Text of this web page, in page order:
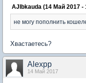
AJIbkauda (14 Май 2017 -
не могу пополнить
Хвастаетесь?
Alexpp
14 Май 2017